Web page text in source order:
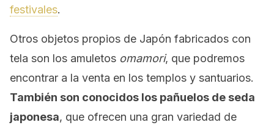
festivales.
Otros objetos propios de Japón fabricados con
tela son los amuletos omamori, que podremos
encontrar a la venta en los templos y santuarios.
También son conocidos los pañuelos de seda
japonesa, que ofrecen una gran variedad de